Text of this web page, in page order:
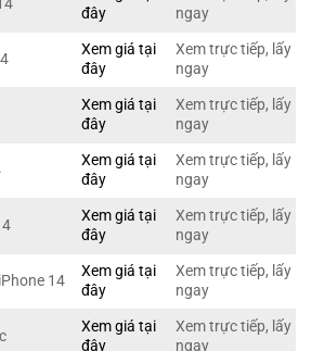
đây
ngay
Xem giá tại
đây
Xem trực tiếp, lấy
ngay
Xem giá tại
đây
Xem trực tiếp, lấy
ngay
Xem giá tại
đây
Xem trực tiếp, lấy
ngay
Xem giá tại
đây
Xem trực tiếp, lấy
ngay
14
Xem giá tại
đây
Xem trực tiếp, lấy
ngay
Xem giá tại
đây
Xem trực tiếp, lấy
ngay